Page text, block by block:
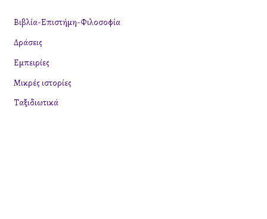
η
σ
η
γ
ι
Βιβλία-Επιστήμη-Φιλοσοφία
Δράσεις
Εμπειρίες
Μικρές ιστορίες
Ταξιδιωτικά